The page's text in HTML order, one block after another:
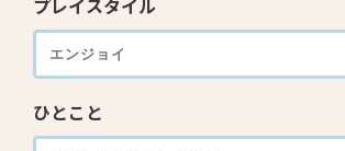
プレイスタイル
ひとこと